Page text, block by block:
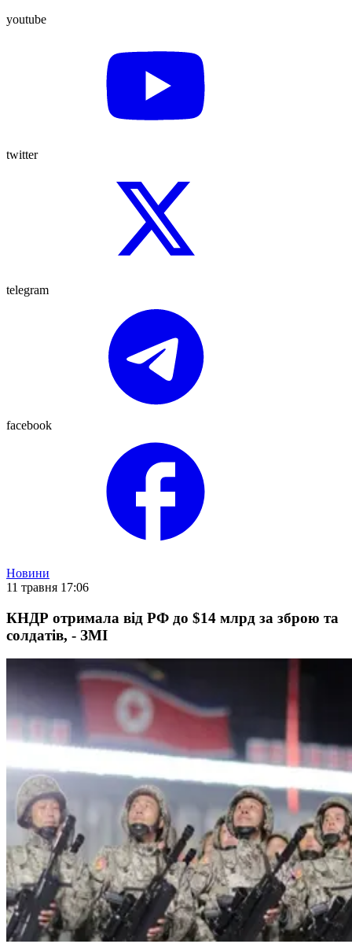
youtube
twitter
telegram
facebook
Новини
11 травня 17:06
КНДР отримала від РФ до $14 млрд за зброю та
солдатів, - ЗМІ